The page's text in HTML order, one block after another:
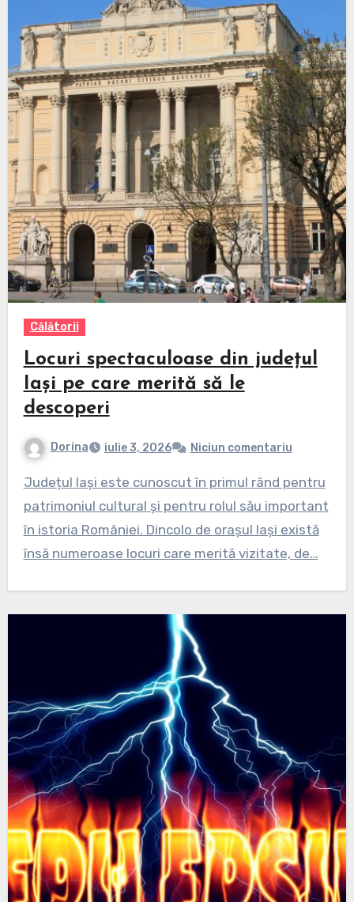
Călătorii
Locuri spectaculoase din județul
Iași pe care merită să le
descoperi
Dorina iulie 3, 2026 Niciun comentariu
Județul Iași este cunoscut în primul rând pentru
patrimoniul cultural și pentru rolul său important
în istoria României. Dincolo de orașul Iași există
însă numeroase locuri care merită vizitate, de…